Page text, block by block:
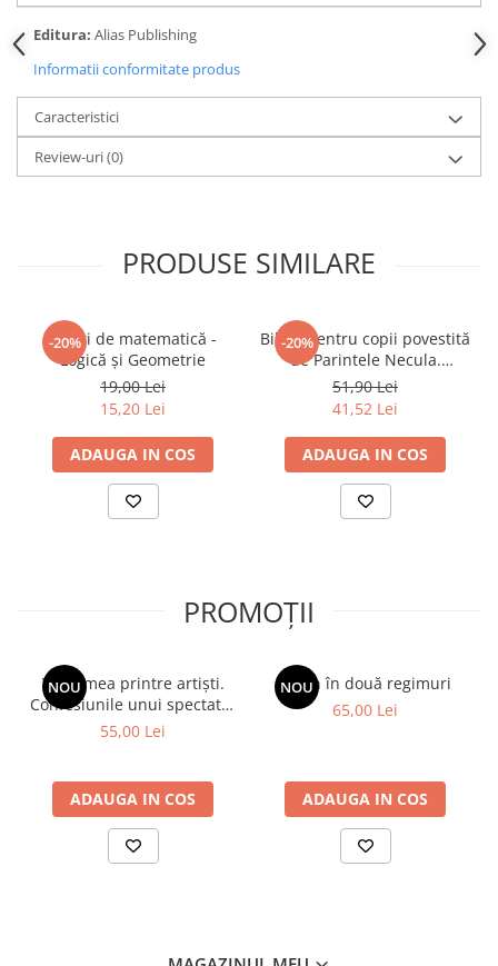
Editura: Alias Publishing
Informatii conformitate produs
Caracteristici
Review-uri(0)
PRODUSE SIMILARE
-20%
Jocuri de matematică -
Logică și Geometrie
19,00 Lei
15,20 Lei
ADAUGA IN COS
-20%
Biblia pentru copii povestită
de Parintele Necula.
Nașterea, copilăria și
botezul Mântuitorului
51,90 Lei
41,52 Lei
ADAUGA IN COS
PROMOȚII
NOU
Viața mea printre artiști.
Confesiunile unui spectator
fidel
55,00 Lei
ADAUGA IN COS
NOU
Spion în două regimuri
65,00 Lei
ADAUGA IN COS